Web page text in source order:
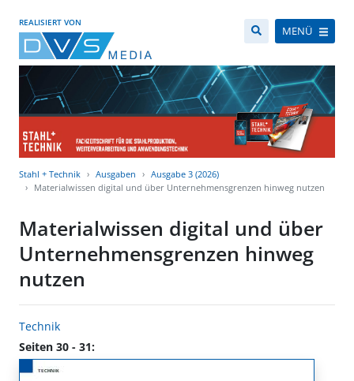
REALISIERT VON
MENÜ
Stahl + Technik Ausgaben
Ausgabe 3 (2026)
Materialwissen digital und über Unternehmensgrenzen hinweg nutzen
Materialwissen digital und über
Unternehmensgrenzen hinweg
nutzen
Technik
Seiten 30 - 31: